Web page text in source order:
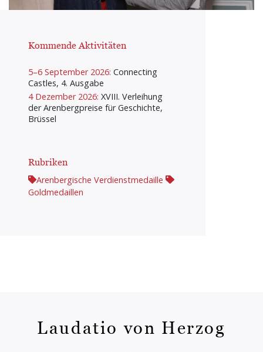
Kommende Aktivitäten
5–6 September 2026: Connecting
Castles, 4. Ausgabe
4 Dezember 2026: XVIII. Verleihung
der Arenbergpreise für Geschichte,
Brüssel
Rubriken
Arenbergische Verdienstmedaille
Goldmedaillen
Laudatio von Herzog